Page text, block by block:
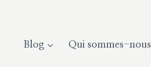
Blog
Qui sommes-nous